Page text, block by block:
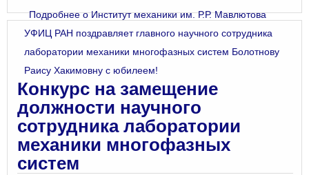
Подробнеео Институт механики им. Р.Р. Мавлютова
УФИЦ РАН поздравляет главного научного сотрудника
лаборатории механики многофазных систем Болотнову
Раису Хакимовну с юбилеем!
Конкурс на замещение
должности научного
сотрудника лаборатории
механики многофазных
систем